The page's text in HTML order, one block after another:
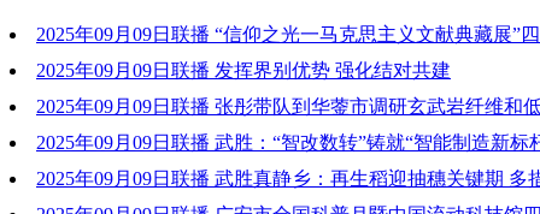
2025年09月09日联播 “信仰之光一马克思主义文献典藏展”
安开幕2025年09月09日联播 发挥界别优势 强化结对共建
2025年09月09日联播 张彤带队到华蓥市调研玄武岩纤维和
业发展情况时强调 以场景塑优势 以市场拓空间 推动产业强链
动能
2025年09月09日联播 武胜：“智改数转”铸就“智能制造新标
2025年09月09日联播 武胜真静乡：再生稻迎抽穗关键期 多